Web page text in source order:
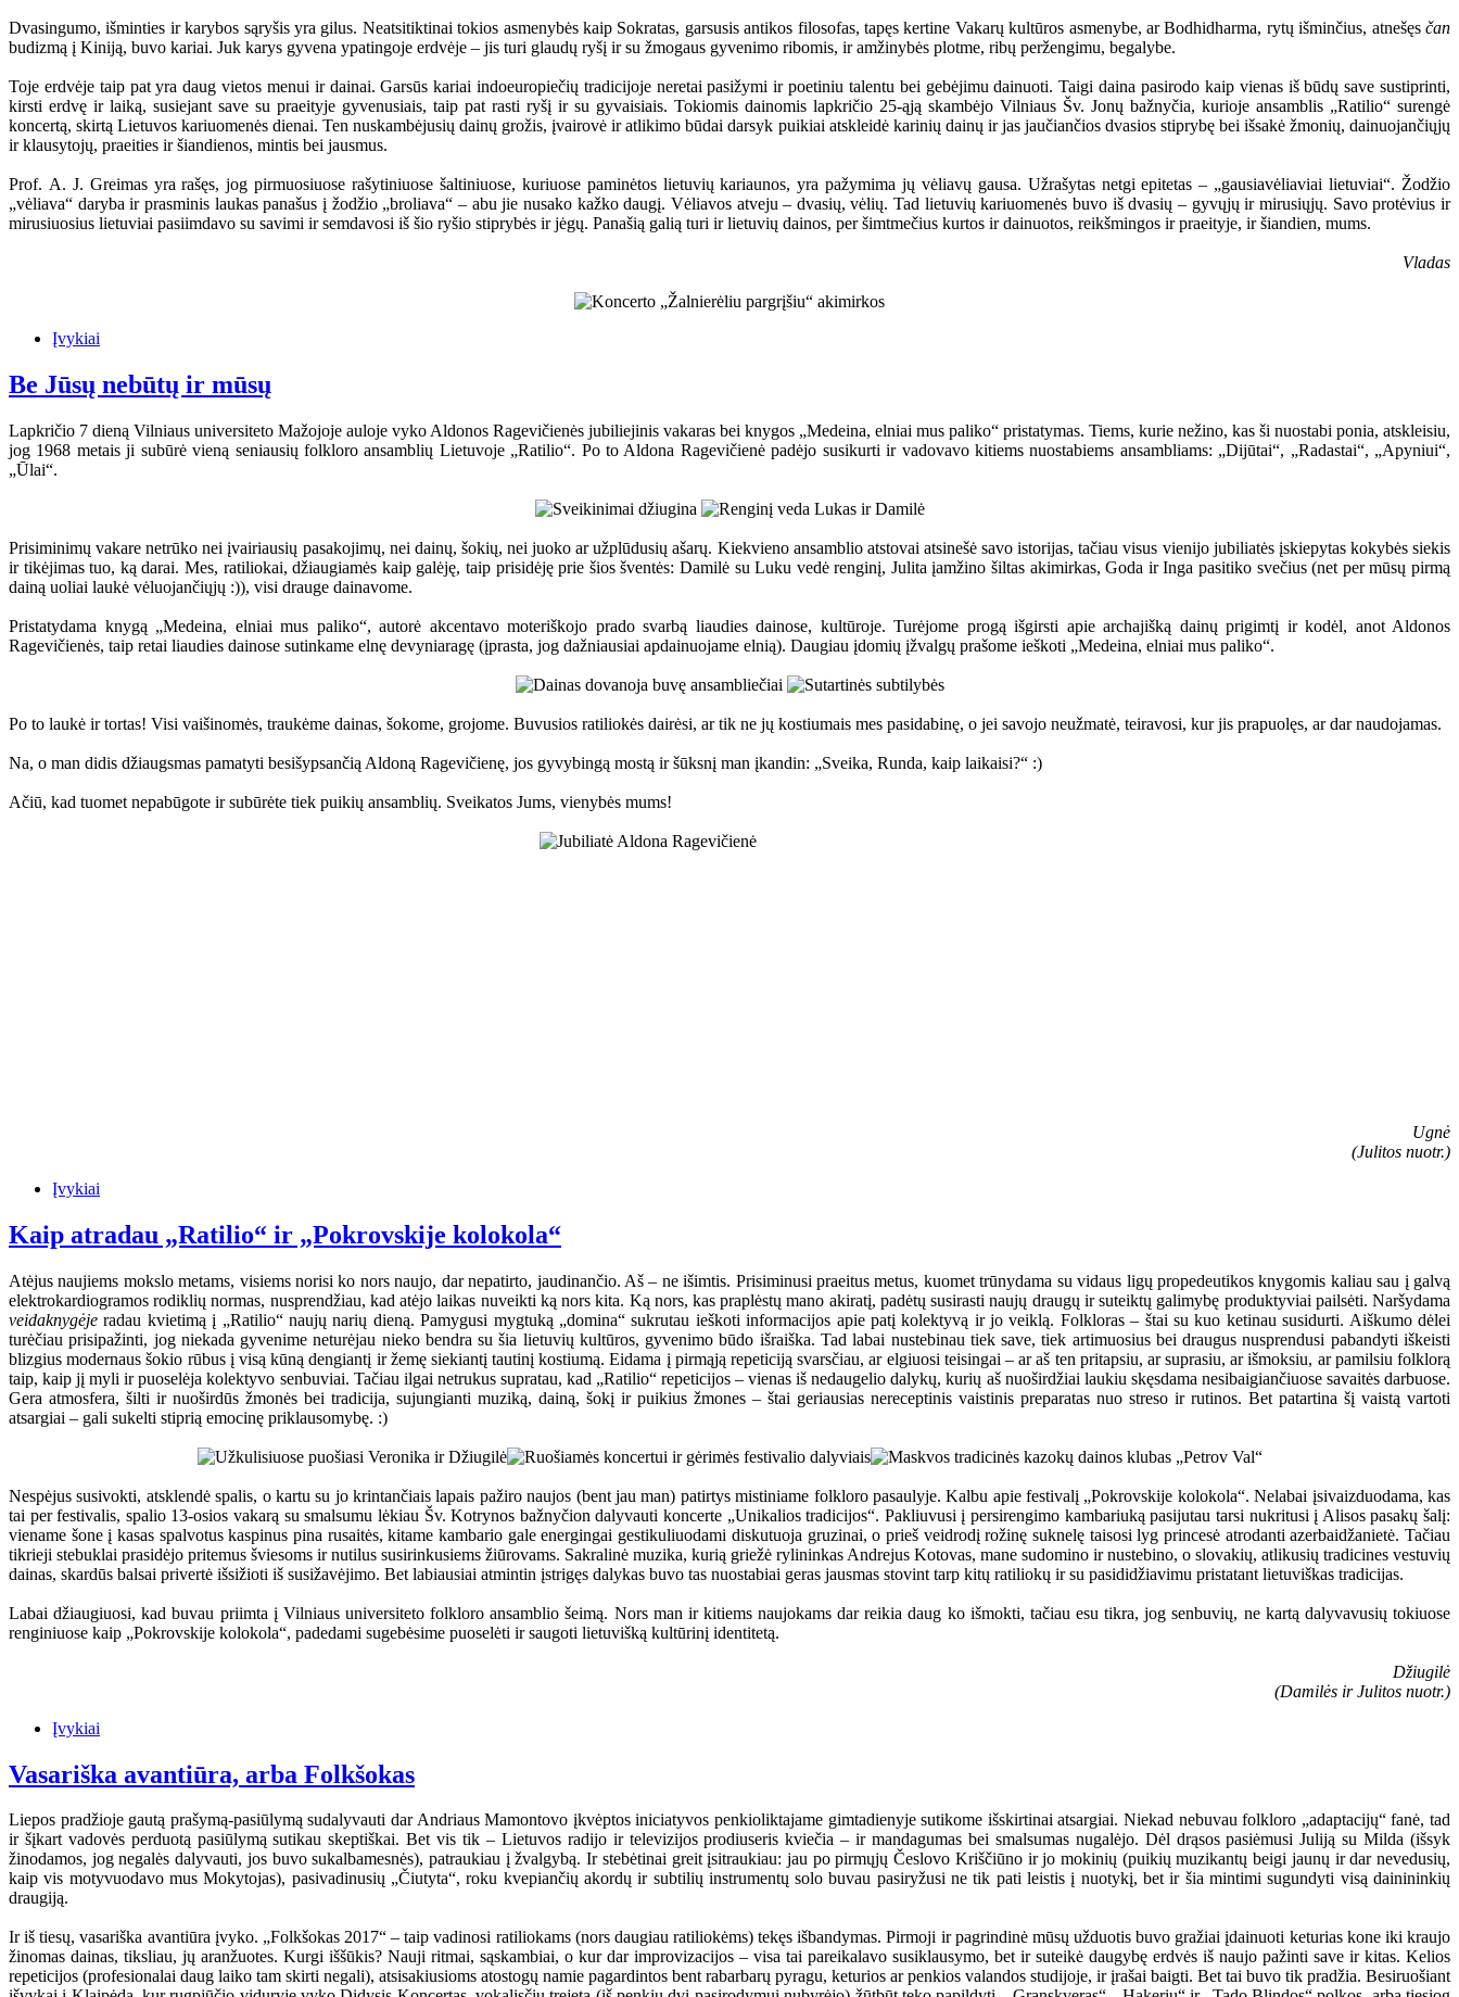
Dvasingumo, išminties ir karybos sąryšis yra gilus. Neatsitiktinai tokios asmenybės kaip Sokratas, garsusis antikos filosofas, tapęs kertine Vakarų kultūros asmenybe, ar Bodhidharma, rytų išminčius, atnešęs čan
budizmą į Kiniją, buvo kariai. Juk karys gyvena ypatingoje erdvėje – jis turi glaudų ryšį ir su žmogaus gyvenimo ribomis, ir amžinybės plotme, ribų peržengimu, begalybe.
Toje erdvėje taip pat yra daug vietos menui ir dainai. Garsūs kariai indoeuropiečių tradicijoje neretai pasižymi ir poetiniu talentu bei gebėjimu dainuoti. Taigi daina pasirodo kaip vienas iš būdų save sustiprinti,
kirsti erdvę ir laiką, susiejant save su praeityje gyvenusiais, taip pat rasti ryšį ir su gyvaisiais. Tokiomis dainomis lapkričio 25-ąją skambėjo Vilniaus Šv. Jonų bažnyčia, kurioje ansamblis „Ratilio“ surengė
koncertą, skirtą Lietuvos kariuomenės dienai. Ten nuskambėjusių dainų grožis, įvairovė ir atlikimo būdai darsyk puikiai atskleidė karinių dainų ir jas jaučiančios dvasios stiprybę bei išsakė žmonių, dainuojančiųjų
ir klausytojų, praeities ir šiandienos, mintis bei jausmus.
Prof. A. J. Greimas yra rašęs, jog pirmuosiuose rašytiniuose šaltiniuose, kuriuose paminėtos lietuvių kariaunos, yra pažymima jų vėliavų gausa. Užrašytas netgi epitetas – „gausiavėliaviai lietuviai“. Žodžio
„vėliava“ daryba ir prasminis laukas panašus į žodžio „broliava“ – abu jie nusako kažko daugį. Vėliavos atveju – dvasių, vėlių. Tad lietuvių kariuomenės buvo iš dvasių – gyvųjų ir mirusiųjų. Savo protėvius ir
mirusiuosius lietuviai pasiimdavo su savimi ir semdavosi iš šio ryšio stiprybės ir jėgų. Panašią galią turi ir lietuvių dainos, per šimtmečius kurtos ir dainuotos, reikšmingos ir praeityje, ir šiandien, mums.
Vladas
Įvykiai
Be Jūsų nebūtų ir mūsų
Lapkričio 7 dieną Vilniaus universiteto Mažojoje auloje vyko Aldonos Ragevičienės jubiliejinis vakaras bei knygos „Medeina, elniai mus paliko“ pristatymas. Tiems, kurie nežino, kas ši nuostabi ponia, atskleisiu,
jog 1968 metais ji subūrė vieną seniausių folkloro ansamblių Lietuvoje „Ratilio“. Po to Aldona Ragevičienė padėjo susikurti ir vadovavo kitiems nuostabiems ansambliams: „Dijūtai“, „Radastai“, „Apyniui“,
„Ūlai“.
Prisiminimų vakare netrūko nei įvairiausių pasakojimų, nei dainų, šokių, nei juoko ar užplūdusių ašarų. Kiekvieno ansamblio atstovai atsinešė savo istorijas, tačiau visus vienijo jubiliatės įskiepytas kokybės siekis
ir tikėjimas tuo, ką darai. Mes, ratiliokai, džiaugiamės kaip galėję, taip prisidėję prie šios šventės: Damilė su Luku vedė renginį, Julita įamžino šiltas akimirkas, Goda ir Inga pasitiko svečius (net per mūsų pirmą
dainą uoliai laukė vėluojančiųjų :)), visi drauge dainavome.
Pristatydama knygą „Medeina, elniai mus paliko“, autorė akcentavo moteriškojo prado svarbą liaudies dainose, kultūroje. Turėjome progą išgirsti apie archajišką dainų prigimtį ir kodėl, anot Aldonos
Ragevičienės, taip retai liaudies dainose sutinkame elnę devyniaragę (įprasta, jog dažniausiai apdainuojame elnią). Daugiau įdomių įžvalgų prašome ieškoti „Medeina, elniai mus paliko“.
Po to laukė ir tortas! Visi vaišinomės, traukėme dainas, šokome, grojome. Buvusios ratiliokės dairėsi, ar tik ne jų kostiumais mes pasidabinę, o jei savojo neužmatė, teiravosi, kur jis prapuolęs, ar dar naudojamas.
Na, o man didis džiaugsmas pamatyti besišypsančią Aldoną Ragevičienę, jos gyvybingą mostą ir šūksnį man įkandin: „Sveika, Runda, kaip laikaisi?“ :)
Ačiū, kad tuomet nepabūgote ir subūrėte tiek puikių ansamblių. Sveikatos Jums, vienybės mums!
Ugnė
(Julitos nuotr.)
Įvykiai
Kaip atradau „Ratilio“ ir „Pokrovskije kolokola“
Atėjus naujiems mokslo metams, visiems norisi ko nors naujo, dar nepatirto, jaudinančio. Aš – ne išimtis. Prisiminusi praeitus metus, kuomet trūnydama su vidaus ligų propedeutikos knygomis kaliau sau į galvą
elektrokardiogramos rodiklių normas, nusprendžiau, kad atėjo laikas nuveikti ką nors kita. Ką nors, kas praplėstų mano akiratį, padėtų susirasti naujų draugų ir suteiktų galimybę produktyviai pailsėti. Naršydama
veidaknygėje radau kvietimą į „Ratilio“ naujų narių dieną. Pamygusi mygtuką „domina“ sukrutau ieškoti informacijos apie patį kolektyvą ir jo veiklą. Folkloras – štai su kuo ketinau susidurti. Aiškumo dėlei
turėčiau prisipažinti, jog niekada gyvenime neturėjau nieko bendra su šia lietuvių kultūros, gyvenimo būdo išraiška. Tad labai nustebinau tiek save, tiek artimuosius bei draugus nusprendusi pabandyti iškeisti
blizgius modernaus šokio rūbus į visą kūną dengiantį ir žemę siekiantį tautinį kostiumą. Eidama į pirmąją repeticiją svarsčiau, ar elgiuosi teisingai – ar aš ten pritapsiu, ar suprasiu, ar išmoksiu, ar pamilsiu folklorą
taip, kaip jį myli ir puoselėja kolektyvo senbuviai. Tačiau ilgai netrukus supratau, kad „Ratilio“ repeticijos – vienas iš nedaugelio dalykų, kurių aš nuoširdžiai laukiu skęsdama nesibaigiančiuose savaitės darbuose.
Gera atmosfera, šilti ir nuoširdūs žmonės bei tradicija, sujungianti muziką, dainą, šokį ir puikius žmones – štai geriausias nereceptinis vaistinis preparatas nuo streso ir rutinos. Bet patartina šį vaistą vartoti
atsargiai – gali sukelti stiprią emocinę priklausomybę. :)
Nespėjus susivokti, atsklendė spalis, o kartu su jo krintančiais lapais pažiro naujos (bent jau man) patirtys mistiniame folkloro pasaulyje. Kalbu apie festivalį „Pokrovskije kolokola“. Nelabai įsivaizduodama, kas
tai per festivalis, spalio 13-osios vakarą su smalsumu lėkiau Šv. Kotrynos bažnyčion dalyvauti koncerte „Unikalios tradicijos“. Pakliuvusi į persirengimo kambariuką pasijutau tarsi nukritusi į Alisos pasakų šalį:
viename šone į kasas spalvotus kaspinus pina rusaitės, kitame kambario gale energingai gestikuliuodami diskutuoja gruzinai, o prieš veidrodį rožinę suknelę taisosi lyg princesė atrodanti azerbaidžanietė. Tačiau
tikrieji stebuklai prasidėjo pritemus šviesoms ir nutilus susirinkusiems žiūrovams. Sakralinė muzika, kurią griežė rylininkas Andrejus Kotovas, mane sudomino ir nustebino, o slovakių, atlikusių tradicines vestuvių
dainas, skardūs balsai privertė išsižioti iš susižavėjimo. Bet labiausiai atmintin įstrigęs dalykas buvo tas nuostabiai geras jausmas stovint tarp kitų ratiliokų ir su pasididžiavimu pristatant lietuviškas tradicijas.
Labai džiaugiuosi, kad buvau priimta į Vilniaus universiteto folkloro ansamblio šeimą. Nors man ir kitiems naujokams dar reikia daug ko išmokti, tačiau esu tikra, jog senbuvių, ne kartą dalyvavusių tokiuose
renginiuose kaip „Pokrovskije kolokola“, padedami sugebėsime puoselėti ir saugoti lietuvišką kultūrinį identitetą.
Džiugilė
(Damilės ir Julitos nuotr.)
Įvykiai
Vasariška avantiūra, arba Folkšokas
Liepos pradžioje gautą prašymą-pasiūlymą sudalyvauti dar Andriaus Mamontovo įkvėptos iniciatyvos penkioliktajame gimtadienyje sutikome išskirtinai atsargiai. Niekad nebuvau folkloro „adaptacijų“ fanė, tad
ir šįkart vadovės perduotą pasiūlymą sutikau skeptiškai. Bet vis tik – Lietuvos radijo ir televizijos prodiuseris kviečia – ir mandagumas bei smalsumas nugalėjo. Dėl drąsos pasiėmusi Juliją su Milda (išsyk
žinodamos, jog negalės dalyvauti, jos buvo sukalbamesnės), patraukiau į žvalgybą. Ir stebėtinai greit įsitraukiau: jau po pirmųjų Česlovo Kriščiūno ir jo mokinių (puikių muzikantų beigi jaunų ir dar nevedusių,
kaip vis motyvuodavo mus Mokytojas), pasivadinusių „Čiutyta“, roku kvepiančių akordų ir subtilių instrumentų solo buvau pasiryžusi ne tik pati leistis į nuotykį, bet ir šia mintimi sugundyti visą dainininkių
draugiją.
Ir iš tiesų, vasariška avantiūra įvyko. „Folkšokas 2017“ – taip vadinosi ratiliokams (nors daugiau ratiliokėms) tekęs išbandymas. Pirmoji ir pagrindinė mūsų užduotis buvo gražiai įdainuoti keturias kone iki kraujo
žinomas dainas, tiksliau, jų aranžuotes. Kurgi iššūkis? Nauji ritmai, sąskambiai, o kur dar improvizacijos – visa tai pareikalavo susiklausymo, bet ir suteikė daugybę erdvės iš naujo pažinti save ir kitas. Kelios
repeticijos (profesionalai daug laiko tam skirti negali), atsisakiusioms atostogų namie pagardintos bent rabarbarų pyragu, keturios ar penkios valandos studijoje, ir įrašai baigti. Bet tai buvo tik pradžia. Besiruošiant